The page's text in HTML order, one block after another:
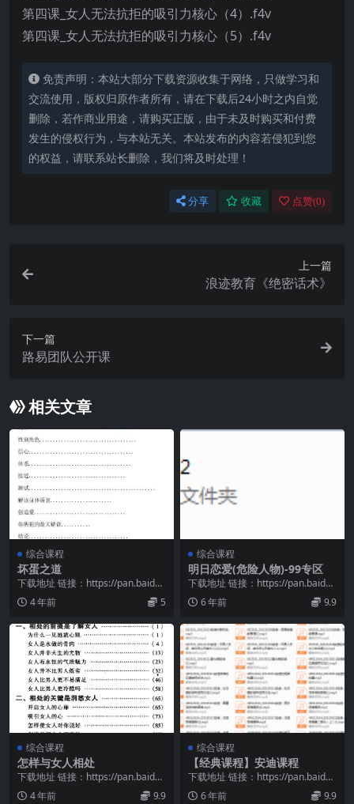
第四课_女人无法抗拒的吸引力核心（4）.f4v
第四课_女人无法抗拒的吸引力核心（5）.f4v
免责声明：本站大部分下载资源收集于网络，只做学习和
交流使用，版权归原作者所有，请在下载后24小时之内自觉
删除，若作商业用途，请购买正版，由于未及时购买和付费
发生的侵权行为，与本站无关。本站发布的内容若侵犯到您
的权益，请联系站长删除，我们将及时处理！
分享 收藏 点赞(0)
上一篇
浪迹教育《绝密话术》
下一篇
路易团队公开课
相关文章
综合课程
坏蛋之道
下载地址 链接：https://pan.baidu.
com/s/1xaJu81y...
4 年前 5
综合课程
明日恋爱(危险人物)-99专区
下载地址 链接：https://pan.baidu.
com/s/17IrUMpP...
6 年前 9.9
综合课程
怎样与女人相处
下载地址 链接：https://pan.baidu.
com/s/1r5s4g0N...
4 年前 9.9
综合课程
【经典课程】安迪课程
下载地址 链接：https://pan.baidu.
com/s/15wfBztU...
6 年前 9.9